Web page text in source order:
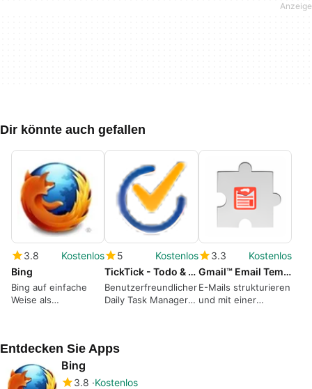
Dir könnte auch gefallen
3.8
Kostenlos
Bing
Bing auf einfache
Weise als
5
Kostenlos
TickTick - Todo & Task List
Benutzerfreundlicher
Daily Task Manager
3.3
Kostenlos
Gmail™ Email Templates
E-Mails strukturieren
und mit einer
Entdecken Sie Apps
Bing
3.8 Kostenlos